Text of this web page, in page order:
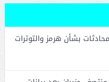
بشأن هرمز والتوترات